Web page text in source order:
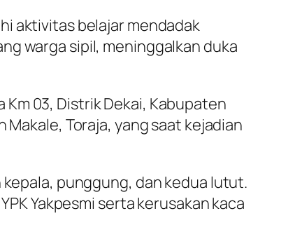
aktivitas belajar mendadak
warga sipil, meninggalkan duka
03, Distrik Dekai, Kabupaten
Toraja, yang saat kejadian
punggung, dan kedua lutut.
Yakpesmi serta kerusakan kaca